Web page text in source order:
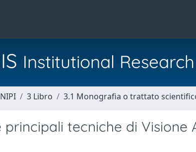
Institutional
3 Libro 3.1 Monografia o trattato
principali tecniche di